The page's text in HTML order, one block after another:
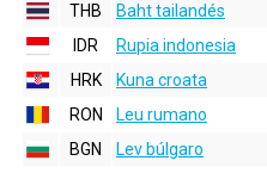
THB
Baht tailandés
IDR
Rupia indonesia
HRK
Kuna croata
RON
Leu rumano
BGN
Lev búlgaro